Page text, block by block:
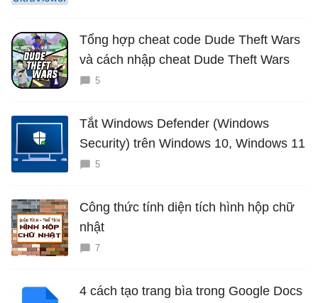
Tổng hợp cheat code Dude Theft Wars
và cách nhập cheat Dude Theft Wars
5
Tắt Windows Defender (Windows
Security) trên Windows 10, Windows 11
5
Công thức tính diện tích hình hộp chữ
nhật
7
4 cách tạo trang bìa trong Google Docs